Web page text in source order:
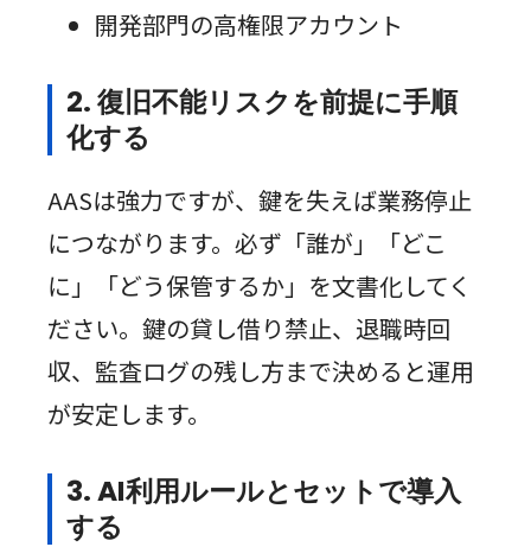
開発部門の高権限アカウント
2. 復旧不能リスクを前提に手順
化する
AASは強力ですが、鍵を失えば業務停止
につながります。必ず「誰が」「どこ
に」「どう保管するか」を文書化してく
ださい。鍵の貸し借り禁止、退職時回
収、監査ログの残し方まで決めると運用
が安定します。
3. AI利用ルールとセットで導入
する